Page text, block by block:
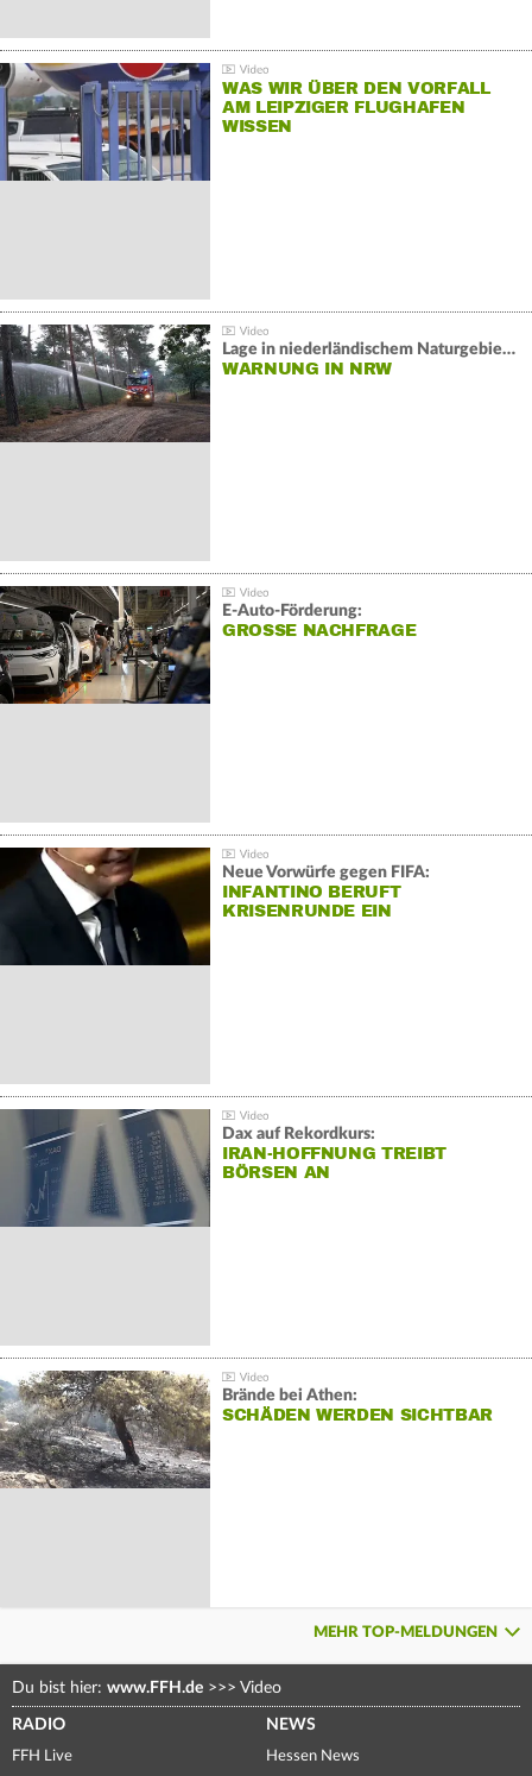
WAS WIR ÜBER DEN VORFALL
AM LEIPZIGER FLUGHAFEN
WISSEN
Lage in niederländischem Naturgebiet stabil
WARNUNG IN NRW
E-Auto-Förderung:
GROSSE NACHFRAGE
Neue Vorwürfe gegen FIFA:
INFANTINO BERUFT
KRISENRUNDE EIN
Dax auf Rekordkurs:
IRAN-HOFFNUNG TREIBT
BÖRSEN AN
Brände bei Athen:
SCHÄDEN WERDEN SICHTBAR
MEHR TOP-MELDUNGEN
Du bist hier: www.FFH.de >>> Video
RADIO
FFH Live
NEWS
Hessen News